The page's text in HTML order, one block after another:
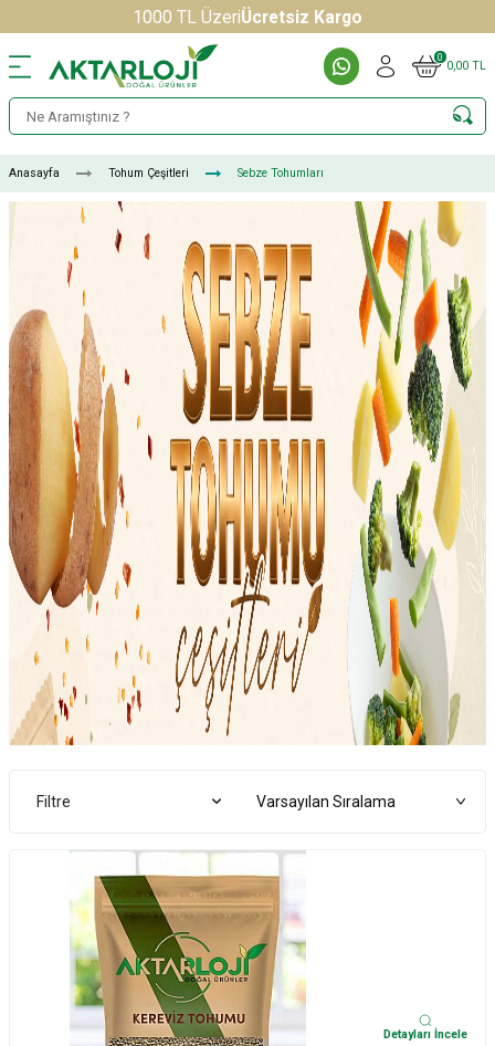
1000 TL ÜzeriÜcretsiz Kargo
0
0,00 TL
Anasayfa Tohum Çeşitleri Sebze Tohumları
Filtre
Detayları İncele